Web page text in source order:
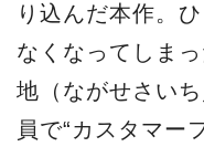
り込んだ本作。
なくなってしま
地（ながせさい
員で“カスタマー